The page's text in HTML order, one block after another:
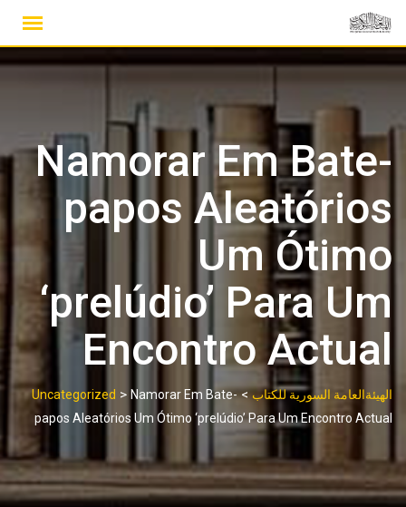
Namorar Em Bate-
papos Aleatórios
Um Ótimo
‘prelúdio’ Para Um
Encontro Actual
الهيئةالعامة السورية للكتاب >
Uncategorized > Namorar Em Bate-
papos Aleatórios Um Ótimo ‘prelúdio’ Para Um Encontro Actual